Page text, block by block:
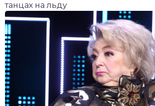
танцах на льду